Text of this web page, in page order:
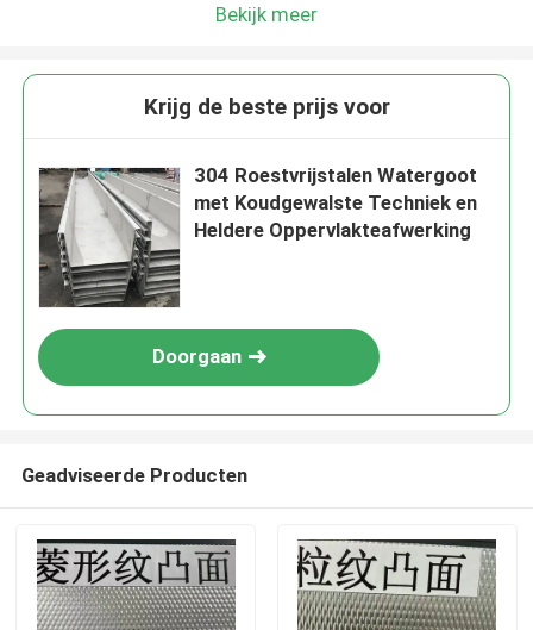
Bekijk meer
Krijg de beste prijs voor
304 Roestvrijstalen Watergoot
met Koudgewalste Techniek en
Heldere Oppervlakteafwerking
Doorgaan
Geadviseerde Producten